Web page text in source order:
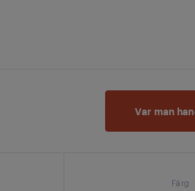
Var man
Färg